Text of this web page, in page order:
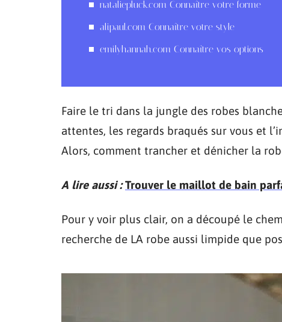
nataliepluck.com Connaître votre forme
alipaul.com Connaître votre style
emilyhannah.com Connaître vos options
Faire le tri dans la jungle des robes
attentes, les regards braqués sur vous et
Alors, comment trancher et dénicher la
A lire aussi : Trouver le maillot de bain
Pour y voir plus clair, on a découpé le
recherche de LA robe aussi limpide que